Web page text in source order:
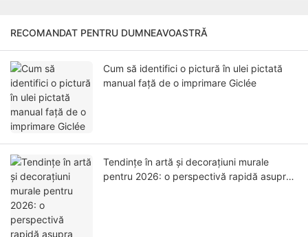
RECOMANDAT PENTRU DUMNEAVOASTRĂ
Cum să identifici o pictură în ulei pictată
manual față de o imprimare Giclée
Tendințe în artă și decorațiuni murale
pentru 2026: o perspectivă rapidă asupra